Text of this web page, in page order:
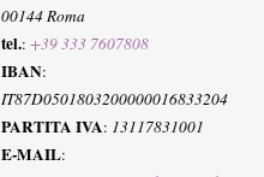
00144 Roma
tel.:+39 333 7607808
IBAN:
IT87D0501803200000016833204
PARTITA IVA: 13117831001
E-MAIL: